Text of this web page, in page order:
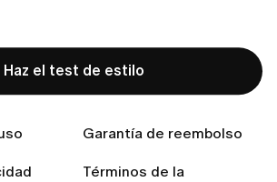
Haz el test de estilo
Garantía de reembolso
Términos de la
las arrugas
tus zapatos y tu bolso